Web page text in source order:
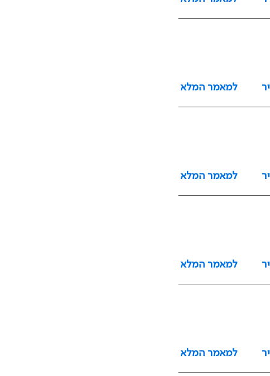
למאמר המלא
למאמר המלא
למאמר המלא
למאמר המלא